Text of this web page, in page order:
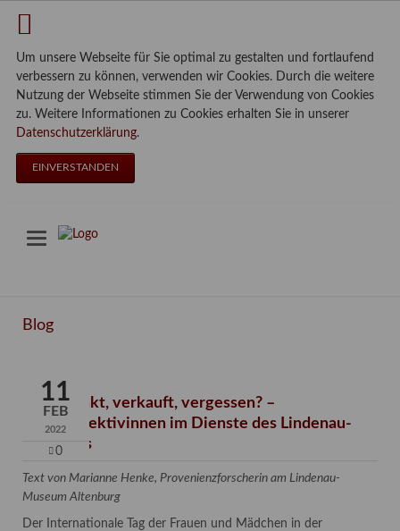
Um unsere Webseite für Sie optimal zu gestalten und fortlaufend
verbessern zu können, verwenden wir Cookies. Durch die weitere
Nutzung der Webseite stimmen Sie der Verwendung von Cookies
zu. Weitere Informationen zu Cookies erhalten Sie in unserer
Datenschutzerklärung.
EINVERSTANDEN
Blog
11
FEB
2022
0
Verschenkt, verkauft, vergessen? –
Kunstdetektivinnen im Dienste des Lindenau-
Museums
Text von Marianne Henke, Provenienzforscherin am Lindenau-
Museum Altenburg
Der Internationale Tag der Frauen und Mädchen in der